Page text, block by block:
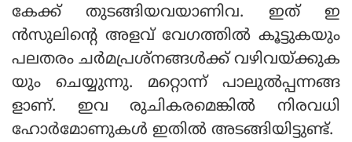
കേക്ക് തുടങ്ങിയവയാണിവ. ഇത് ഇ
ന്‍സുലിന്റെ അളവ് വേഗത്തില്‍ കൂട്ടുകയും
പലതരം ചര്‍മപ്രശ്‌നങ്ങള്‍ക്ക് വഴിവയ്ക്കുക
യും ചെയ്യുന്നു. മറ്റൊന്ന് പാലുല്‍പ്പന്നങ്ങ
ളാണ്. ഇവ രുചികരമെങ്കില്‍ നിരവധി
ഹോര്‍മോണുകള്‍ ഇതില്‍ അടങ്ങിയിട്ടുണ്ട്.